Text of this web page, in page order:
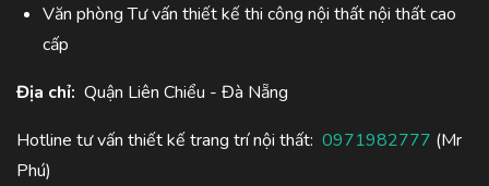
Văn phòng Tư vấn thiết kế thi công nội thất nội thất cao
cấp
Địa chỉ: Quận Liên Chiểu - Đà Nẵng
Hotline tư vấn thiết kế trang trí nội thất: 0971982777 (Mr
Phú)